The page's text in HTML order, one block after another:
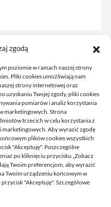
zgodą
poziomie w ramach naszej strony
Pliki cookies umożliwiają nam
strony internetowej oraz
uzyskaniu Twojej zgody, pliki cookies
pomiarów i analiz korzystania
marketingowych. Strona
trzecich w celu korzystania z
Aby wyrazić zgodę
plików cookies wszystkich
"Akceptuję". Poszczególne
po kliknięciu przycisku „Zobacz
Twoim preferencjom, aby wyrazić
Twoim urządzeniu końcowym w
"Akceptuję". Szczegółowe
własne przemyślenia, to
czym chcemy się z wami
co może się przydać
na pytania, które do nas
na to bieżące